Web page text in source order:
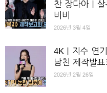
찬 장다아｜
비비
2026년 3월 4일
4K｜지수 연
남친 제작발표
2026년 2월 26일